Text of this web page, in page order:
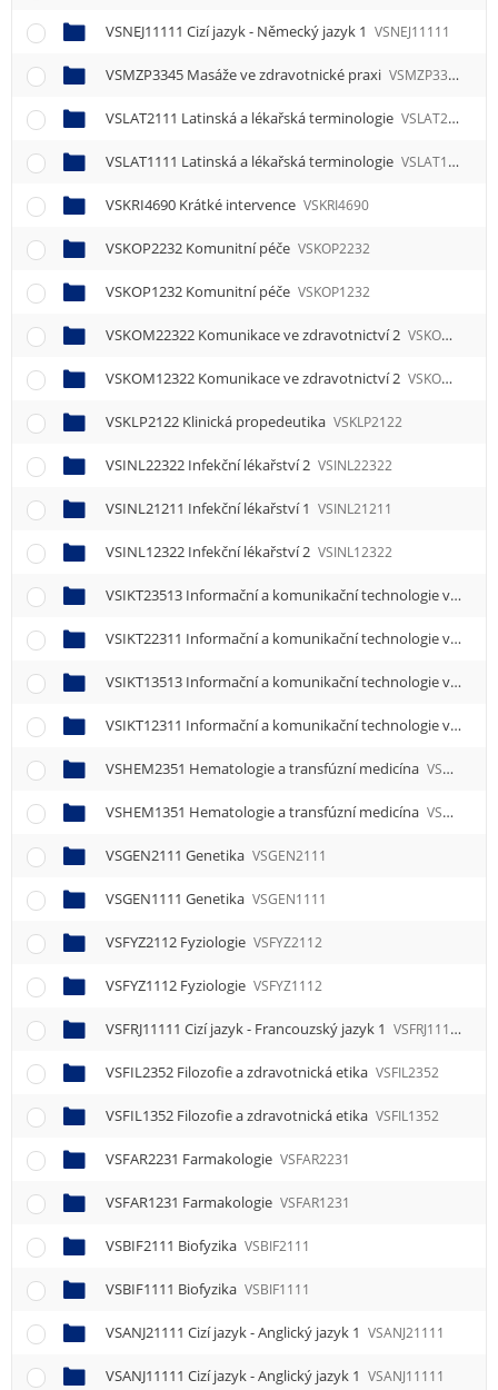
VSNEJ11111 Cizí jazyk - Německý jazyk 1 VSNEJ11111
VSMZP3345 Masáže ve zdravotnické praxi VSMZP3345
VSLAT2111 Latinská a lékařská terminologie VSLAT2111
VSLAT1111 Latinská a lékařská terminologie VSLAT1111
VSKRI4690 Krátké intervence VSKRI4690
VSKOP2232 Komunitní péče VSKOP2232
VSKOP1232 Komunitní péče VSKOP1232
VSKOM22322 Komunikace ve zdravotnictví 2 VSKOM22322
VSKOM12322 Komunikace ve zdravotnictví 2 VSKOM12322
VSKLP2122 Klinická propedeutika VSKLP2122
VSINL22322 Infekční lékařství 2 VSINL22322
VSINL21211 Infekční lékařství 1 VSINL21211
VSINL12322 Infekční lékařství 2 VSINL12322
VSIKT23513 Informační a komunikační technologie ve zdravotnictví 3
VSIKT22311 Informační a komunikační technologie ve zdravotnictví 1
VSIKT13513 Informační a komunikační technologie ve zdravotnictví 3
VSIKT12311 Informační a komunikační technologie ve zdravotnictví 1
VSHEM2351 Hematologie a transfúzní medicína VSHEM2351
VSHEM1351 Hematologie a transfúzní medicína VSHEM1351
VSGEN2111 Genetika VSGEN2111
VSGEN1111 Genetika VSGEN1111
VSFYZ2112 Fyziologie VSFYZ2112
VSFYZ1112 Fyziologie VSFYZ1112
VSFRJ11111 Cizí jazyk - Francouzský jazyk 1 VSFRJ11111
VSFIL2352 Filozofie a zdravotnická etika VSFIL2352
VSFIL1352 Filozofie a zdravotnická etika VSFIL1352
VSFAR2231 Farmakologie VSFAR2231
VSFAR1231 Farmakologie VSFAR1231
VSBIF2111 Biofyzika VSBIF2111
VSBIF1111 Biofyzika VSBIF1111
VSANJ21111 Cizí jazyk - Anglický jazyk 1 VSANJ21111
VSANJ11111 Cizí jazyk - Anglický jazyk 1 VSANJ11111